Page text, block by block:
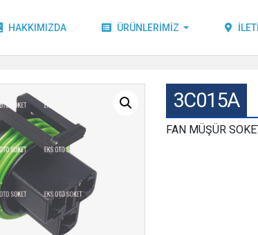
HAKKIMIZDA ÜRÜNLERIMIZ
3C015A
FAN MÜŞÜR